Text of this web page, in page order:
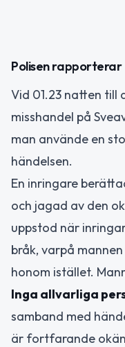
Polisen rapporterar
Vid 01.23 natten till
misshandel på
man använde en
händelsen.
En inringare
och jagad av den
uppstod när
bråk, varpå
honom istället.
Inga allvarliga
samband med
är fortfarande